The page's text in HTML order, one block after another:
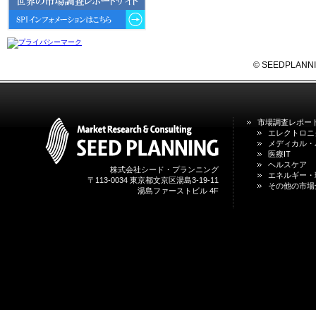
動向 」を発刊しました。
2026年04月30日
4月30日、「2026年版 オンライン
1月31日、「DXが加速するMCI・
認知症ケア支援サービスの現状と
今後の方向性 」を発刊しました。
1月13日、「営業支援DXにおける
名刺管理サービスの最新動向2026
©
株式会社シード・プランニング
〒113-0034 東京都文京区湯島3-19-11
湯島ファーストビル 4F
市場調査レポー
エレクトロ
メディカル
医療IT
ヘルスケア
エネルギー
その他の市